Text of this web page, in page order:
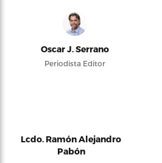
Oscar J. Serrano
Periodista Editor
Lcdo. Ramón Alejandro
Pabón